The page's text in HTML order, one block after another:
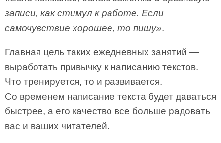
записи, как стимул к работе. Если
самочувствие хорошее, то пишу».
Главная цель таких ежедневных занятий —
выработать привычку к написанию текстов.
Что тренируется, то и развивается.
Со временем написание текста будет даваться
быстрее, а его качество все больше радовать
вас и ваших читателей.